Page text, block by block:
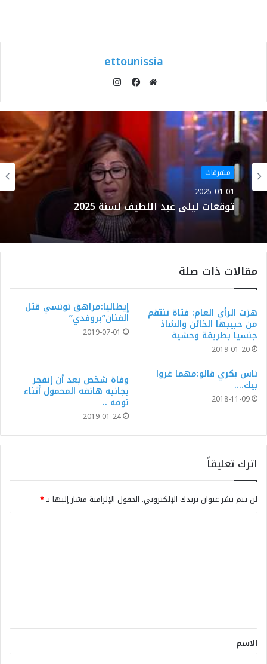
ettounissia
الويب
متفرقات
2025-01-01
توقعات ليلى عبد اللطيف لسنة 2025
مقالات ذات صلة
هزت الرأي العام: فتاة تنتقم
من حبيبها الخائن والشاذ
جنسيا بطريقة وحشية
2019-01-20
إيطاليا:مراهق تونسي قتل
الفنان”بروفدي”
2019-07-01
ناس بكري قالو:مهما غروا
بيك….
2018-11-09
وفاة شخص بعد أن إنفجر
بجانبه هاتفه المحمول أثناء
نومه ..
2019-01-24
اترك تعليقاً
لن يتم نشر عنوان بريدك الإلكتروني. الحقول الإلزامية مشار إليها بـ*
الاسم